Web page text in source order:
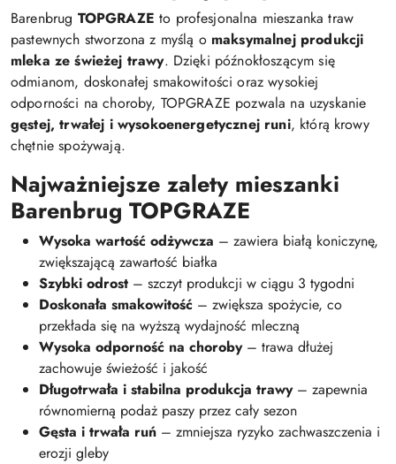
Barenbrug TOPGRAZE to profesjonalna mieszanka traw
pastewnych stworzona z myślą o maksymalnej produkcji
mleka ze świeżej trawy. Dzięki późnokłoszącym się
odmianom, doskonałej smakowitości oraz wysokiej
odporności na choroby, TOPGRAZE pozwala na uzyskanie
gęstej, trwałej i wysokoenergetycznej runi, którą krowy
chętnie spożywają.
Najważniejsze zalety mieszanki
Barenbrug TOPGRAZE
Wysoka wartość odżywcza – zawiera białą koniczynę,
zwiększającą zawartość białka
Szybki odrost – szczyt produkcji w ciągu 3 tygodni
Doskonała smakowitość – zwiększa spożycie, co
przekłada się na wyższą wydajność mleczną
Wysoka odporność na choroby– trawa dłużej
zachowuje świeżość i jakość
Długotrwała i stabilna produkcja trawy– zapewnia
równomierną podaż paszy przez cały sezon
Gęsta i trwała ruń – zmniejsza ryzyko zachwaszczenia i
erozji gleby